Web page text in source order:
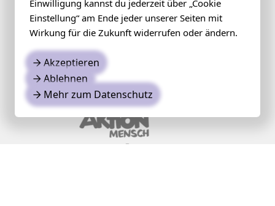
Einwilligung kannst du jederzeit über „Cookie
Einstellung“ am Ende jeder unserer Seiten mit
Wirkung für die Zukunft widerrufen oder ändern.
→ Akzeptieren
→ Ablehnen
→ Mehr zum Datenschutz